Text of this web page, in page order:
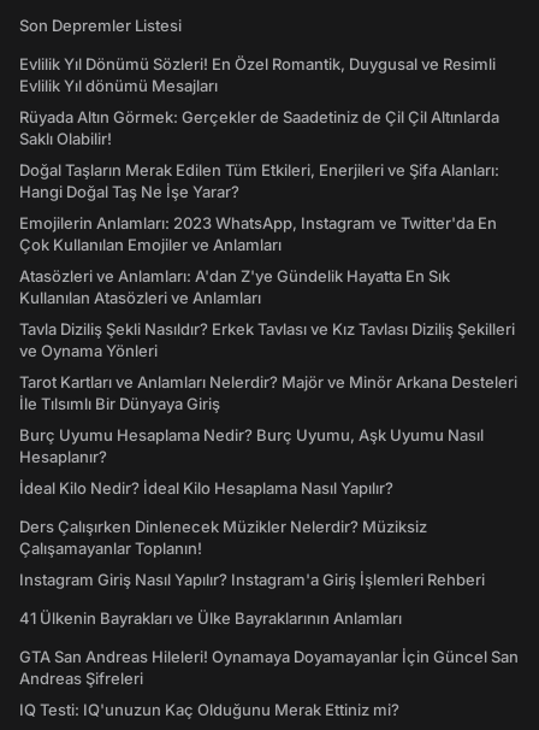
Son Depremler Listesi
Evlilik Yıl Dönümü Sözleri! En Özel Romantik, Duygusal ve Resimli
Evlilik Yıl dönümü Mesajları
Rüyada Altın Görmek: Gerçekler de Saadetiniz de Çil Çil Altınlarda
Saklı Olabilir!
Doğal Taşların Merak Edilen Tüm Etkileri, Enerjileri ve Şifa Alanları:
Hangi Doğal Taş Ne İşe Yarar?
Emojilerin Anlamları: 2023 WhatsApp, Instagram ve Twitter'da En
Çok Kullanılan Emojiler ve Anlamları
Atasözleri ve Anlamları: A'dan Z'ye Gündelik Hayatta En Sık
Kullanılan Atasözleri ve Anlamları
Tavla Diziliş Şekli Nasıldır? Erkek Tavlası ve Kız Tavlası Diziliş Şekilleri
ve Oynama Yönleri
Tarot Kartları ve Anlamları Nelerdir? Majör ve Minör Arkana Desteleri
İle Tılsımlı Bir Dünyaya Giriş
Burç Uyumu Hesaplama Nedir? Burç Uyumu, Aşk Uyumu Nasıl
Hesaplanır?
İdeal Kilo Nedir? İdeal Kilo Hesaplama Nasıl Yapılır?
Ders Çalışırken Dinlenecek Müzikler Nelerdir? Müziksiz
Çalışamayanlar Toplanın!
Instagram Giriş Nasıl Yapılır? Instagram'a Giriş İşlemleri Rehberi
41 Ülkenin Bayrakları ve Ülke Bayraklarının Anlamları
GTA San Andreas Hileleri! Oynamaya Doyamayanlar İçin Güncel San
Andreas Şifreleri
IQ Testi: IQ'unuzun Kaç Olduğunu Merak Ettiniz mi?